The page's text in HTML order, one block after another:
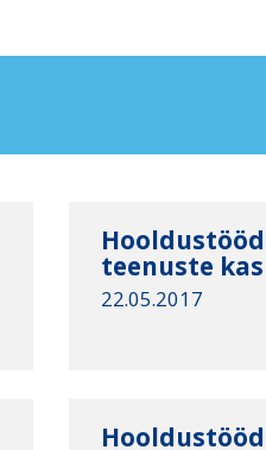
teenuste
22.05.2017